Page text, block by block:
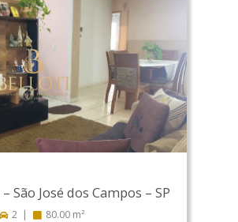
–São José dos Campos –SP
2 80.00 m²